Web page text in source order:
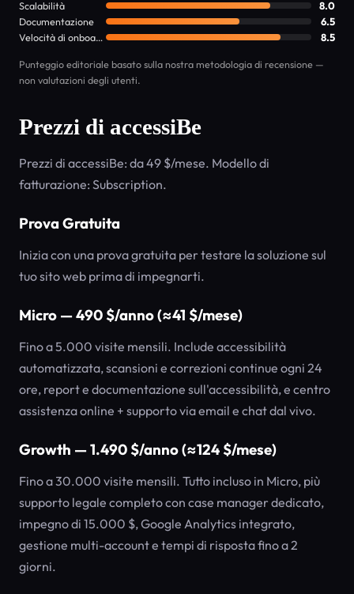
Scalabilità
8.0
Documentazione
6.5
Velocità di onboarding
8.5
Punteggio editoriale basato sulla nostra metodologia di recensione —
non valutazioni degli utenti.
Prezzi di accessiBe
Prezzi di accessiBe: da 49 $/mese. Modello di
fatturazione: Subscription.
Prova Gratuita
Inizia con una prova gratuita per testare la soluzione sul
tuo sito web prima di impegnarti.
Micro — 490 $/anno (≈41 $/mese)
Fino a 5.000 visite mensili. Include accessibilità
automatizzata, scansioni e correzioni continue ogni 24
ore, report e documentazione sull'accessibilità, e centro
assistenza online + supporto via email e chat dal vivo.
Growth — 1.490 $/anno (≈124 $/mese)
Fino a 30.000 visite mensili. Tutto incluso in Micro, più
supporto legale completo con case manager dedicato,
impegno di 15.000 $, Google Analytics integrato,
gestione multi-account e tempi di risposta fino a 2
giorni.